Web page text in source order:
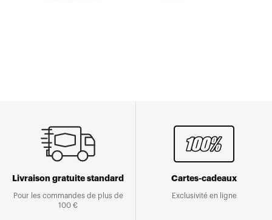
Livraison gratuite standard
Pour les commandes de plus de
100 €
Cartes-cadeaux
Exclusivité en ligne